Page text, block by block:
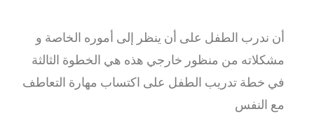
أن ندرب الطفل على أن ينظر إلى أموره الخاصة و
مشكلاته من منظور خارجي هذه هي الخطوة الثالثة
في خطة تدريب الطفل على اكتساب مهارة التعاطف
مع النفس